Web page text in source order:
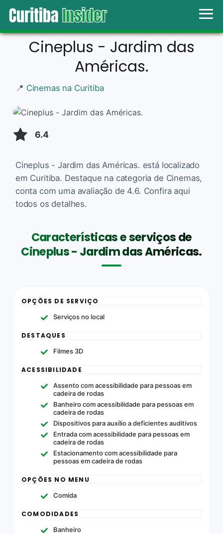
Cineplus - Jardim das
Américas.
📍 Cinemas na Curitiba
6.4
Cineplus - Jardim das Américas. está localizado
em Curitiba. Destaque na categoria de Cinemas,
conta com uma avaliação de 4.6. Confira aqui
todos os detalhes.
Características e serviços de
Cineplus - Jardim das Américas.
OPÇÕES DE SERVIÇO
Serviços no local
DESTAQUES
Filmes 3D
ACESSIBILIDADE
Assento com acessibilidade para pessoas em
cadeira de rodas
Banheiro com acessibilidade para pessoas em
cadeira de rodas
Dispositivos para auxílio a deficientes auditivos
Entrada com acessibilidade para pessoas em
cadeira de rodas
Estacionamento com acessibilidade para
pessoas em cadeira de rodas
OPÇÕES NO MENU
Comida
COMODIDADES
Banheiro